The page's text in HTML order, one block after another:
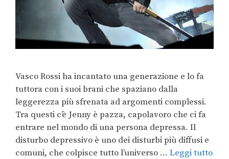
Vasco Rossi ha incantato una generazione e lo fa
tuttora con i suoi brani che spaziano dalla
leggerezza più sfrenata ad argomenti complessi.
Tra questi c’è Jenny è pazza, capolavoro che ci fa
entrare nel mondo di una persona depressa. Il
disturbo depressivo è uno dei disturbi più diffusi e
comuni, che colpisce tutto l’universo … Leggi tutto